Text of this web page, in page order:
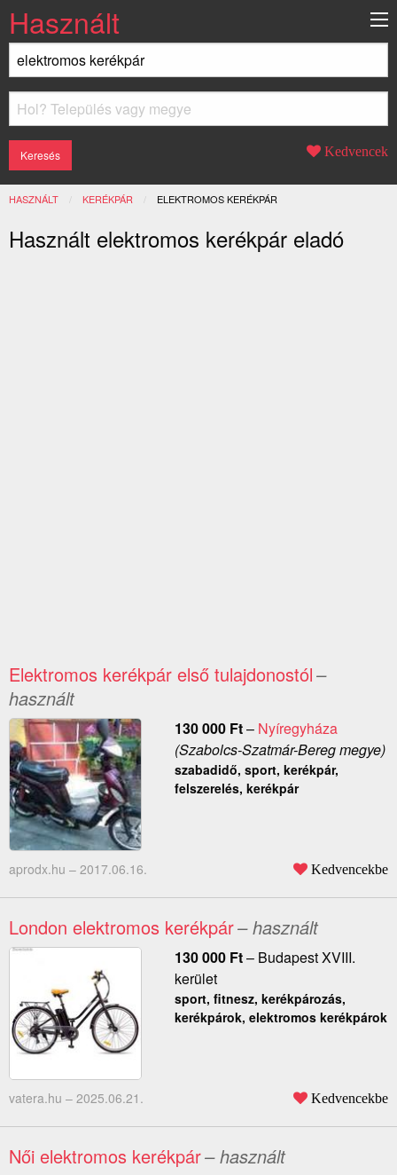
Használt
Kedvencek
HASZNÁLT KERÉKPÁR JELENLEGI:
ELEKTROMOS KERÉKPÁR
Használt elektromos kerékpár eladó
Elektromos kerékpár első tulajdonostól–
használt
130 000 Ft– Nyíregyháza
(Szabolcs-Szatmár-Bereg megye)
szabadidő, sport, kerékpár,
felszerelés, kerékpár
aprodx.hu – 2017.06.16. Kedvencekbe
London elektromos kerékpár– használt
130 000 Ft– Budapest XVIII.
kerület
sport, fitnesz, kerékpározás,
kerékpárok, elektromos kerékpárok
vatera.hu – 2025.06.21. Kedvencekbe
Női elektromos kerékpár– használt